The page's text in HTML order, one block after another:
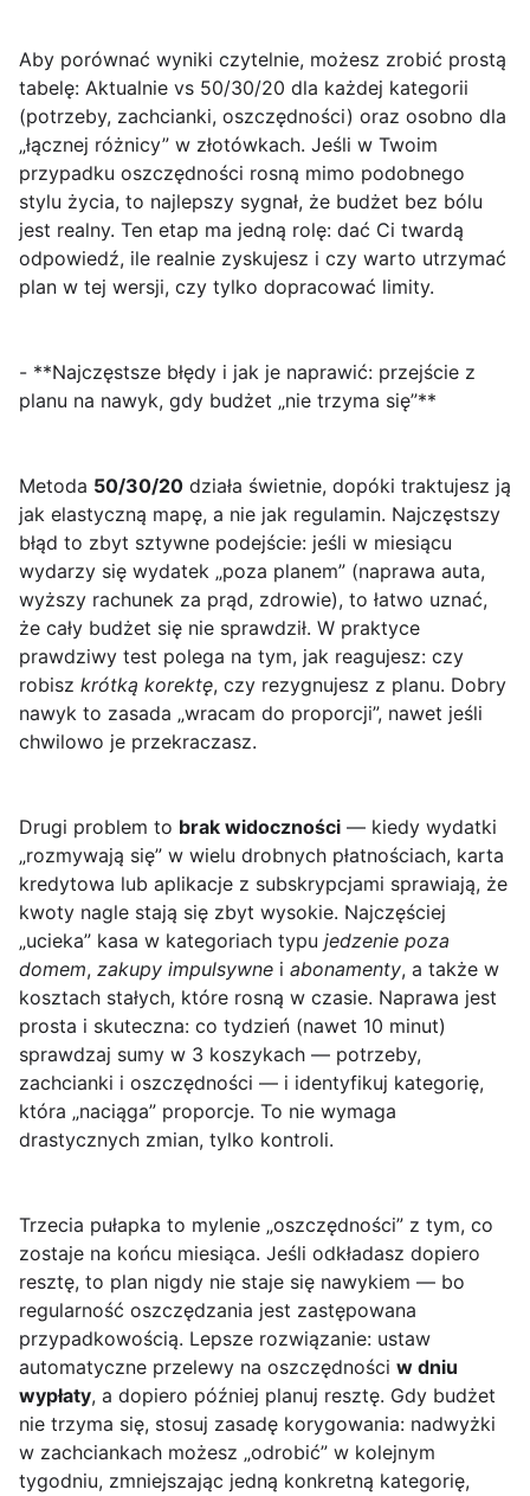
Aby porównać wyniki czytelnie, możesz zrobić prostą
tabelę: Aktualnie vs 50/30/20 dla każdej kategorii
(potrzeby, zachcianki, oszczędności) oraz osobno dla
„łącznej różnicy” w złotówkach. Jeśli w Twoim
przypadku oszczędności rosną mimo podobnego
stylu życia, to najlepszy sygnał, że budżet bez bólu
jest realny. Ten etap ma jedną rolę: dać Ci twardą
odpowiedź, ile realnie zyskujesz i czy warto utrzymać
plan w tej wersji, czy tylko dopracować limity.
- **Najczęstsze błędy i jak je naprawić: przejście z
planu na nawyk, gdy budżet „nie trzyma się”**
Metoda 50/30/20 działa świetnie, dopóki traktujesz ją
jak elastyczną mapę, a nie jak regulamin. Najczęstszy
błąd to zbyt sztywne podejście: jeśli w miesiącu
wydarzy się wydatek „poza planem” (naprawa auta,
wyższy rachunek za prąd, zdrowie), to łatwo uznać,
że cały budżet się nie sprawdził. W praktyce
prawdziwy test polega na tym, jak reagujesz: czy
robisz krótką korektę, czy rezygnujesz z planu. Dobry
nawyk to zasada „wracam do proporcji”, nawet jeśli
chwilowo je przekraczasz.
Drugi problem to brak widoczności — kiedy wydatki
„rozmywają się” w wielu drobnych płatnościach, karta
kredytowa lub aplikacje z subskrypcjami sprawiają, że
kwoty nagle stają się zbyt wysokie. Najczęściej
„ucieka” kasa w kategoriach typu jedzenie poza
domem, zakupy impulsywne i abonamenty, a także w
kosztach stałych, które rosną w czasie. Naprawa jest
prosta i skuteczna: co tydzień (nawet 10 minut)
sprawdzaj sumy w 3 koszykach — potrzeby,
zachcianki i oszczędności — i identyfikuj kategorię,
która „naciąga” proporcje. To nie wymaga
drastycznych zmian, tylko kontroli.
Trzecia pułapka to mylenie „oszczędności” z tym, co
zostaje na końcu miesiąca. Jeśli odkładasz dopiero
resztę, to plan nigdy nie staje się nawykiem — bo
regularność oszczędzania jest zastępowana
przypadkowością. Lepsze rozwiązanie: ustaw
automatyczne przelewy na oszczędności w dniu
wypłaty, a dopiero później planuj resztę. Gdy budżet
nie trzyma się, stosuj zasadę korygowania: nadwyżki
w zachciankach możesz „odrobić” w kolejnym
tygodniu, zmniejszając jedną konkretną kategorię,